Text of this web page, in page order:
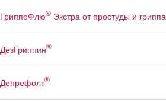
ГриппоФлю®Экстра от простуды и гриппа
ДезГриппин®
Депрефолт®